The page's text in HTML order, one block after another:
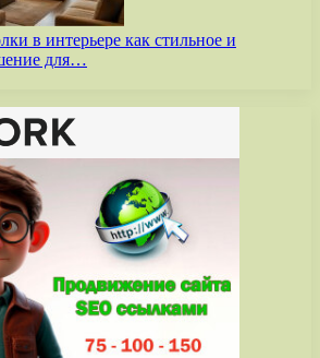
в интерьере как стильное и
для…